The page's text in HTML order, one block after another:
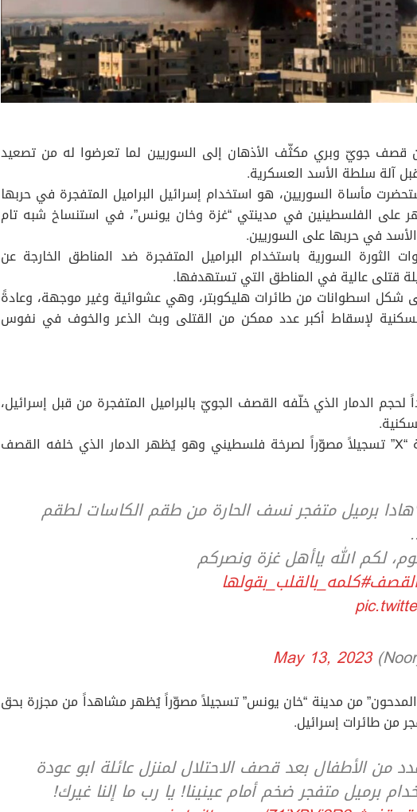
جويّ وبري مكثّف الأذهان إلى السوريين لما تعرضوا له من تصعيد
آلة سلطة الأسد العسكرية.
مأساة السوريين، هو استخدام إسرائيل البراميل المتفجرة في حربها
على الفلسطينين في مدينتي “غزة وخان يونس”، في استنساخ شبه تام
في حربها على السوريين.
السورية باستخدام البراميل المتفجرة ضد المناطق الخارجة عن
قتلى عالية في المناطق التي تستهدفها.
شكل اسطوانات من طائرات هليكوبتر، وهي عشوائية وغير موجهة، وعادةً
لإسقاط أكبر عدد ممكن من القتلى وبث الذعر والخوف في نفوس
الدمار الذي خلّفه القصف الجويّ بالبراميل المتفجرة من قبل إسرائيل،
ونشر حساب باسم “نور” على منصة “X” تسجيلاً مصوّراً لصرخة فلسطيني وهو يُظهر الدمار الذي خلفه القصف
برميل متفجر نسف الحارة من طقم الكاسات لطقم
لكم الله ياأهل غزة ونصركم
#كلمه_بالقلب_بقولها
May 13, 2023
من مدينة “خان يونس” تسجيلاً مصوّراً يُظهر مشاهداً من مجزرة بحق
من طائرات إسرائيل.
من الأطفال بعد قصف الاحتلال لمنزل عائلة ابو عودة
برميل متفجر ضخم أمام عينينا! يا رب ما إلنا غيرك!